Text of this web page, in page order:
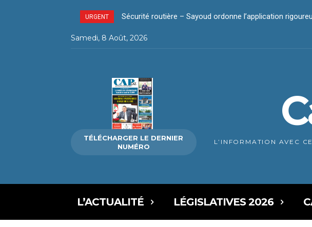
URGENT La révolution silencieuse du paiement électronique
Samedi, 8 Août, 2026
TÉLÉCHARGER LE DERNIER
NUMÉRO
L’INFORMATION AVEC
L’ACTUALITÉ LÉGISLATIVES 2026